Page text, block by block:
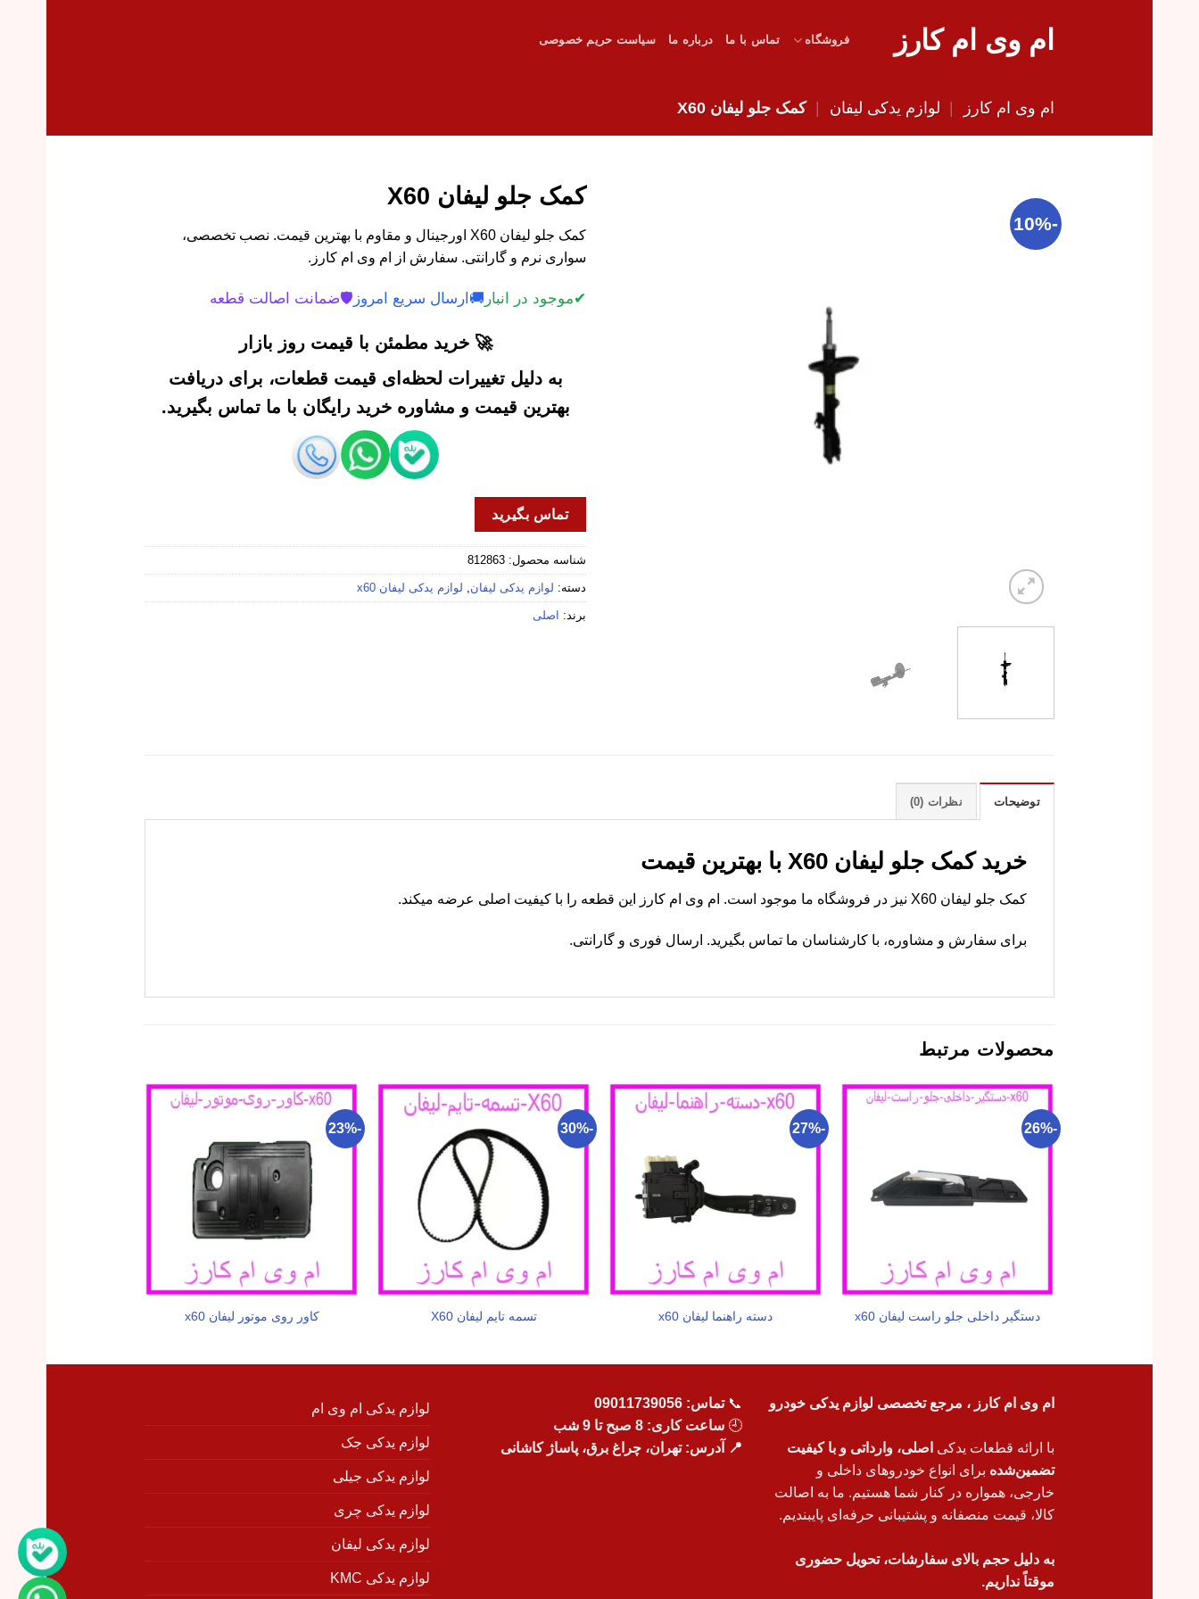
ام وی ام کارز فروشگاه تماس با ما درباره ما سیاست حریم خصوصی
ام وی ام کارز | لوازم یدکی لیفان | کمک جلو لیفان X60
-10%
کمک جلو لیفان X60
کمک جلو لیفان X60 اورجینال و مقاوم با بهترین قیمت. نصب تخصصی،
سواری نرم و گارانتی. سفارش از ام وی ام کارز.
✔موجود در انبار 🚚 ارسال سریع امروز 🛡️ضمانت اصالت قطعه
🚀 خرید مطمئن با قیمت روز بازار
به دلیل تغییرات لحظه‌ای قیمت قطعات، برای دریافت
بهترین قیمت و مشاوره خرید رایگان با ما تماس بگیرید.
تماس بگیرید
شناسه محصول: 812863
دسته: لوازم یدکی لیفان لوازم یدکی لیفان x60
برند: اصلی
توضیحات نظرات (0)
خرید کمک جلو لیفان X60 با بهترین قیمت
کمک جلو لیفان X60 نیز در فروشگاه ما موجود است. ام وی ام کارز این قطعه را با کیفیت اصلی عرضه میکند.
برای سفارش و مشاوره، با کارشناسان ما تماس بگیرید. ارسال فوری و گارانتی.
محصولات مرتبط
-26%
دستگیر داخلی جلو راست لیفان x60
-27%
دسته راهنما لیفان x60
-30%
تسمه تایم لیفان X60
-23%
کاور روی موتور لیفان x60
ام وی ام کارز ، مرجع تخصصی لوازم یدکی خودرو
با ارائه قطعات یدکی اصلی، وارداتی و با کیفیت
تضمین‌شده برای انواع خودروهای داخلی و
خارجی، همواره در کنار شما هستیم. ما به اصالت
کالا، قیمت منصفانه و پشتیبانی حرفه‌ای پایبندیم.
به دلیل حجم بالای سفارشات، تحویل حضوری
موقتاً نداریم.
📞تماس: 09011739056
🕘 ساعت کاری: 8 صبح تا 9 شب
📍 آدرس: تهران، چراغ برق، پاساژ کاشانی
لوازم یدکی ام وی ام
لوازم یدکی جک
لوازم یدکی جیلی
لوازم یدکی چری
لوازم یدکی لیفان
لوازم یدکی KMC